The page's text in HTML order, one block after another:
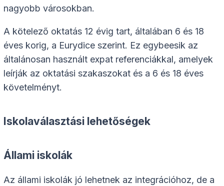
nagyobb városokban.
A kötelező oktatás 12 évig tart, általában 6 és 18
éves korig, a Eurydice szerint. Ez egybeesik az
általánosan használt expat referenciákkal, amelyek
leírják az oktatási szakaszokat és a 6 és 18 éves
követelményt.
Iskolaválasztási lehetőségek
Állami iskolák
Az állami iskolák jó lehetnek az integrációhoz, de a